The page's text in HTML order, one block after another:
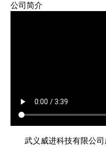
公司简介
武义威进科技有限公司